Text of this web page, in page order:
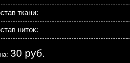
ткани:
ниток:
30 руб.